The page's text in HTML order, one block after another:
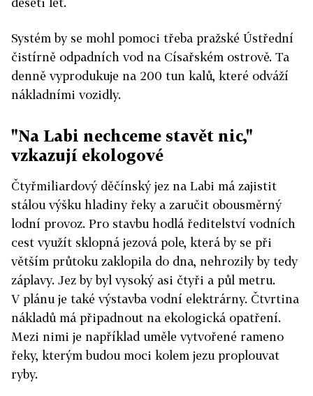
Systém by se mohl pomoci třeba pražské Ústřední
čistírně odpadních vod na Císařském ostrově. Ta
denně vyprodukuje na 200 tun kalů, které odváží
nákladními vozidly.
"Na Labi nechceme stavět nic,"
vzkazují ekologové
Čtyřmiliardový děčínský jez na Labi má zajistit
stálou výšku hladiny řeky a zaručit obousměrný
lodní provoz. Pro stavbu hodlá ředitelství vodních
cest využít sklopná jezová pole, která by se při
větším průtoku zaklopila do dna, nehrozily by tedy
záplavy. Jez by byl vysoký asi čtyři a půl metru.
V plánu je také výstavba vodní elektrárny. Čtvrtina
nákladů má připadnout na ekologická opatření.
Mezi nimi je například uměle vytvořené rameno
řeky, kterým budou moci kolem jezu proplouvat
ryby.